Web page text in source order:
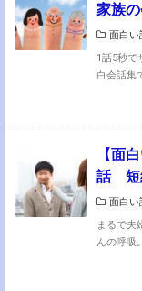
家族
面白い
1話5秒で
白会話集
【面
話 短
面白い
まるで夫
んの呼吸